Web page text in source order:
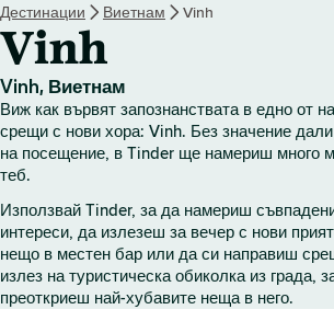
r
а
л
о
Дестинации Виетнам Vinh
Vinh
Vinh, Виетнам
Виж как вървят запознанствата в едно от
срещи с нови хора: Vinh. Без значение
на посещение, в Tinder ще намериш много
теб.
Използвай Tinder, за да намериш
интереси, да излезеш за вечер с нови
нещо в местен бар или да си направиш
излез на туристическа обиколка из града,
преоткриеш най-хубавите неща в него.